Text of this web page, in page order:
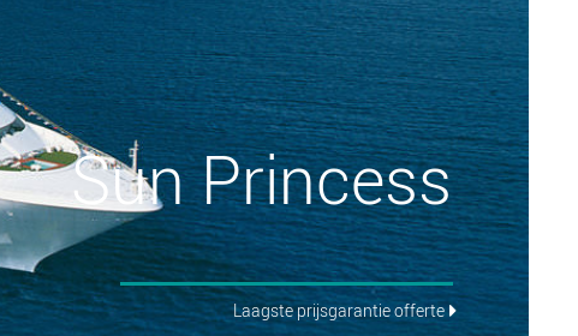
Sun Princess
Laagste prijsgarantie offerte